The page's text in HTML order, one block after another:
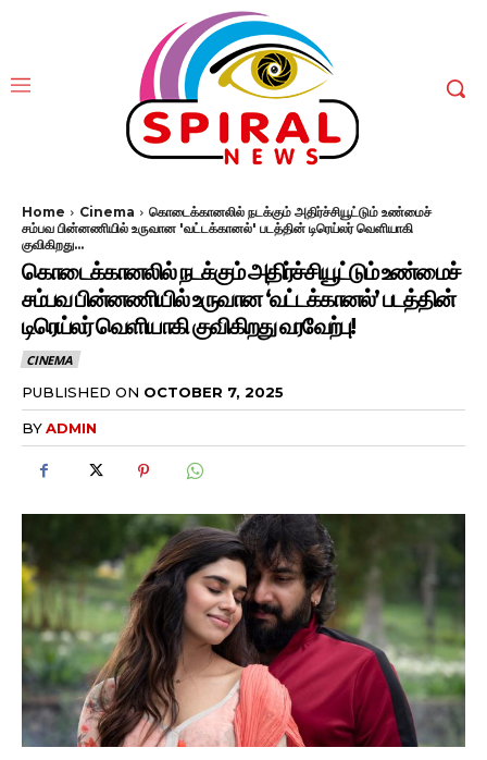
Home Cinema
கொடைக்கானலில் நடக்கும் அதிர்ச்சியூட்டும் உண்மைச்
சம்பவ பின்னணியில் உருவான 'வட்டக்கானல்' படத்தின் டிரெய்லர் வெளியாகி
குவிகிறது...
கொடைக்கானலில் நடக்கும் அதிர்ச்சியூட்டும் உண்மைச்
சம்பவ பின்னணியில் உருவான ‘வட்டக்கானல்’ படத்தின்
டிரெய்லர் வெளியாகி குவிகிறது வரவேற்பு!
CINEMA
PUBLISHED ON OCTOBER 7, 2025
BYADMIN